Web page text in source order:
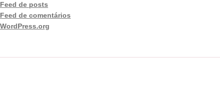
Feed de posts
Feed de comentários
WordPress.org